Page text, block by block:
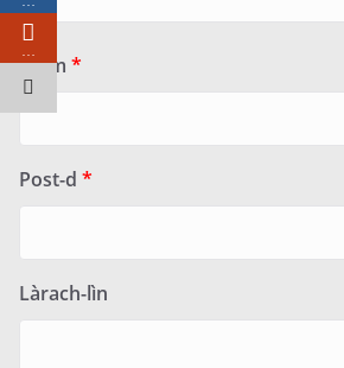
Ainm *
Post-d *
Làrach-lìn